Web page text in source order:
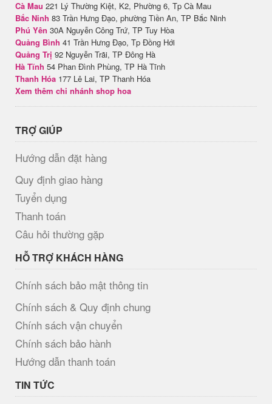
Cà Mau 221 Lý Thường Kiệt, K2, Phường 6, Tp Cà Mau
Bắc Ninh 83 Trần Hưng Đạo, phường Tiền An, TP Bắc Ninh
Phú Yên 30A Nguyễn Công Trứ, TP Tuy Hòa
Quảng Bình 41 Trần Hưng Đạo, Tp Đồng Hới
Quảng Trị 92 Nguyễn Trãi, TP Đông Hà
Hà Tĩnh 54 Phan Đình Phùng, TP Hà Tĩnh
Thanh Hóa 177 Lê Lai, TP Thanh Hóa
Xem thêm chi nhánh shop hoa
TRỢ GIÚP
Hướng dẫn đặt hàng
Quy định giao hàng
Tuyển dụng
Thanh toán
Câu hỏi thường gặp
HỖ TRỢ KHÁCH HÀNG
Chính sách bảo mật thông tin
Chính sách & Quy định chung
Chính sách vận chuyển
Chính sách bảo hành
Hướng dẫn thanh toán
TIN TỨC